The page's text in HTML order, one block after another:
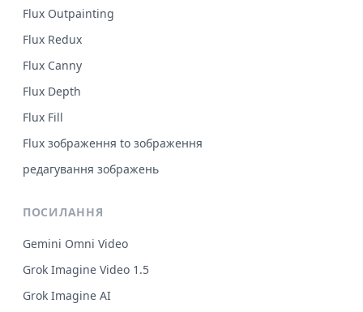
Flux Outpainting
Flux Redux
Flux Canny
Flux Depth
Flux Fill
Flux зображення to зображення
редагування зображень
ПОСИЛАННЯ
Gemini Omni Video
Grok Imagine Video 1.5
Grok Imagine AI